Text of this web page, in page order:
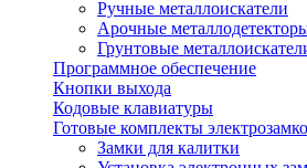
Ручные металлоискатели
Арочные
Грунтовые
Программное обеспечение
Кнопки выхода
Кодовые клавиатуры
Готовые комплекты
Замки для калитки